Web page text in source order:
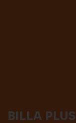
BILLA PLUS